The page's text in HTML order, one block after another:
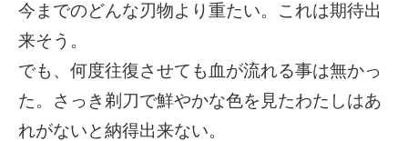
今までのどんな刃物より重たい。これは期待出
来そう。
でも、何度往復させても血が流れる事は無かっ
た。さっき剃刀で鮮やかな色を見たわたしはあ
れがないと納得出来ない。